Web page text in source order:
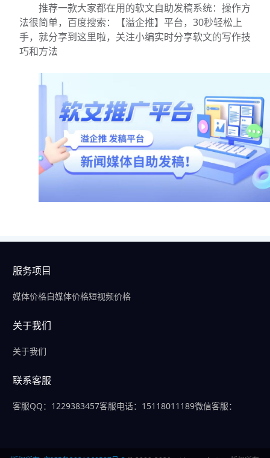
推荐一款大家都在用的软文自助发稿系统：操作方
法很简单，百度搜索：【溢企推】平台，30秒轻松上
手，就分享到这里啦，关注小编实时分享软文的写作技
巧和方法
服务项目
媒体价格自媒体价格短视频价格
关于我们
关于我们
联系客服
客服QQ：1229383457客服电话：15118011189微信客服：